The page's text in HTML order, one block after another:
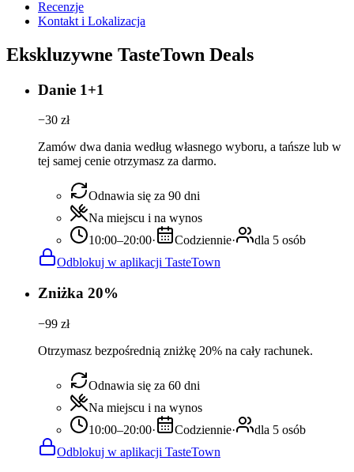
Recenzje
Kontakt i Lokalizacja
Ekskluzywne TasteTown Deals
Danie 1+1
−30 zł
Zamów dwa dania według własnego wyboru, a tańsze lub w
tej samej cenie otrzymasz za darmo.
Odnawia się za 90 dni
Na miejscu i na wynos
10:00–20:00· Codziennie·
dla 5 osób
Odblokuj w aplikacji TasteTown
Zniżka 20%
−99 zł
Otrzymasz bezpośrednią zniżkę 20% na cały rachunek.
Odnawia się za 60 dni
Na miejscu i na wynos
10:00–20:00· Codziennie·
dla 5 osób
Odblokuj w aplikacji TasteTown